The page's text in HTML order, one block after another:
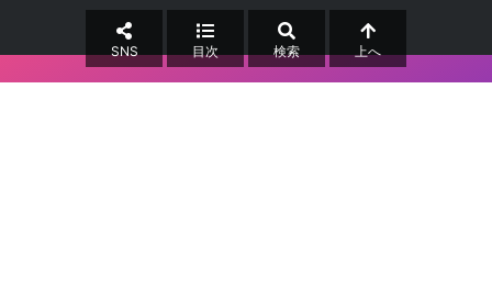
SNS 目次 検索 上へ